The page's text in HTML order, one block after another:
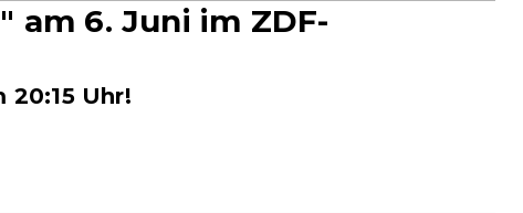
am 6. Juni im ZDF-
20:15 Uhr!